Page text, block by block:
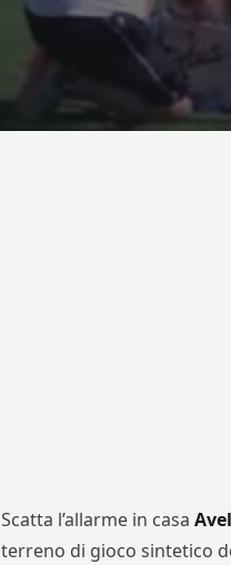
Scatta l’allarme in casa
terreno di gioco sintetico